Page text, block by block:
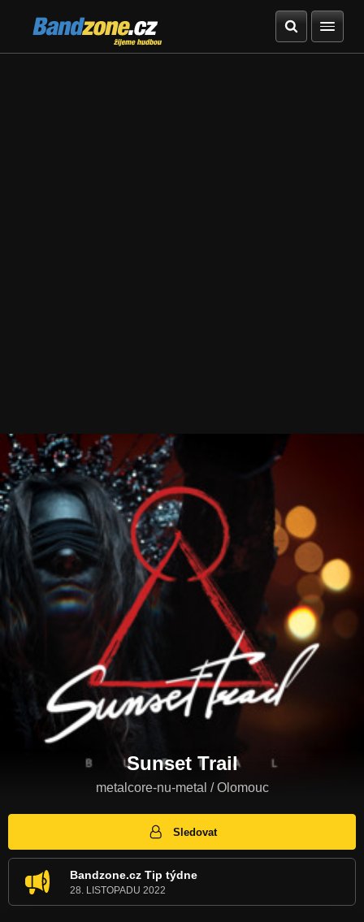
Bandzone.cz
žijeme hudbou
Sunset Trail
metalcore-nu-metal / Olomouc
Sledovat
Bandzone.cz Tip týdne
28. LISTOPADU 2022